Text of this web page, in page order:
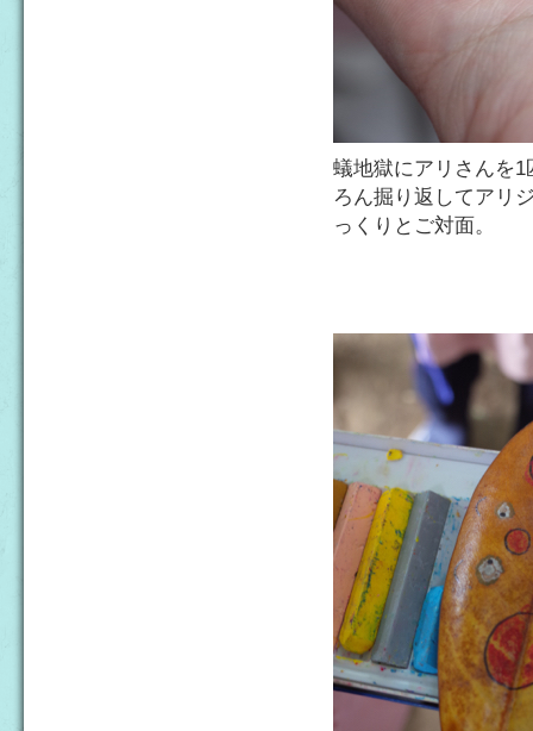
蟻地獄にアリさんを
ろん掘り返してアリ
っくりとご対面。